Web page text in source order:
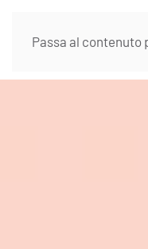
Passa al contenuto